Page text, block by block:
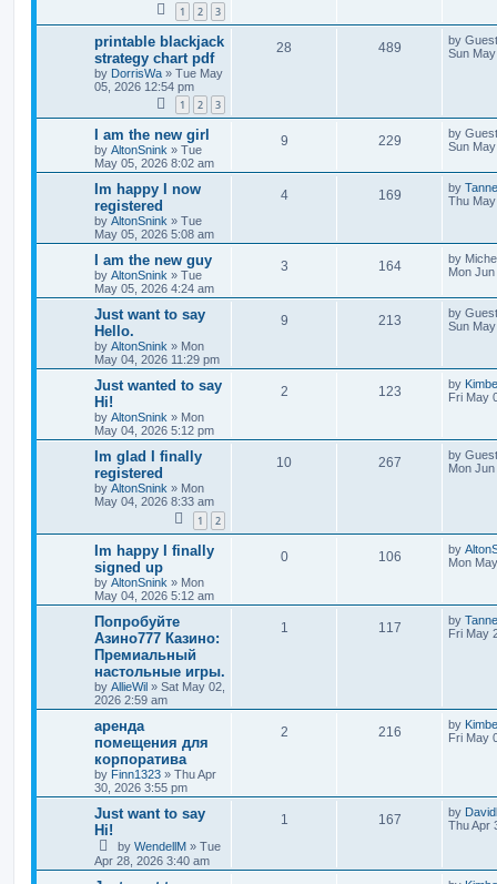
1 2 3
printable blackjack
strategy chart pdf
by DorrisWa » Tue May
05, 2026 12:54 pm
1 2 3
28 489 by Guest
Sun
I am the new girl
by AltonSnink » Tue
May 05, 2026 8:02 am
9 229 by Guest
Sun
Im happy I now
registered
by AltonSnink » Tue
May 05, 2026 5:08 am
4 169 by
Thu
I am the new guy
by AltonSnink » Tue
May 05, 2026 4:24 am
3 164 by
Mon
Just want to say
Hello.
by AltonSnink » Mon
May 04, 2026 11:29 pm
9 213 by Guest
Sun
Just wanted to say
Hi!
by AltonSnink » Mon
May 04, 2026 5:12 pm
2 123 by
Fri May
Im glad I finally
registered
by AltonSnink » Mon
May 04, 2026 8:33 am
1 2
10 267 by Guest
Mon
Im happy I finally
signed up
by AltonSnink » Mon
May 04, 2026 5:12 am
0 106 by
Mon
Попробуйте
Азино777 Казино:
Премиальный
настольные игры.
by AllieWil » Sat May 02,
2026 2:59 am
1 117 by
Fri May
аренда
помещения для
корпоратива
by Finn1323 » Thu Apr
30, 2026 3:55 pm
2 216 by
Fri May
Just want to say
Hi!
by WendellM » Tue
Apr 28, 2026 3:40 am
1 167 by
Thu Apr